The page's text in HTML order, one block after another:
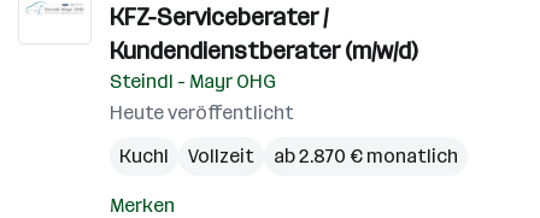
KFZ-Serviceberater /
Kundendienstberater (m/w/d)
Steindl - Mayr OHG
Heute veröffentlicht
Kuchl
Vollzeit ab 2.870 € monatlich
Merken